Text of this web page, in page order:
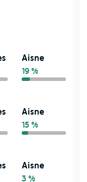
Aisne
19 %
Aisne
15 %
Aisne
3 %